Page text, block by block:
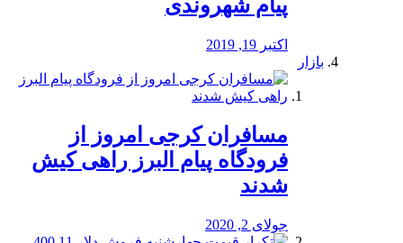
پیام شهروندی
اکتبر 19, 2019
بازار
مسافران کرجی امروز از
فرودگاه پیام البرز راهی کیش
شدند
جولای 2, 2020